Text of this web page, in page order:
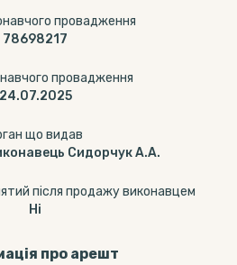
провадження
78698217
провадження
24.07.2025
що видав
Сидорчук А.А.
після продажу виконавцем
Ні
про арешт